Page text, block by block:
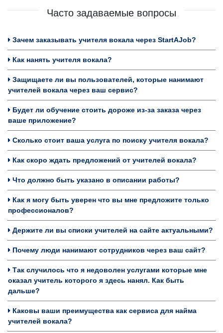
Часто задаваемые вопросы
Зачем заказывать учителя вокала через StartAJob?
Как нанять учителя вокала?
Защищаете ли вы пользователей, которые нанимают
учителей вокала через ваш сервис?
Будет ли обучение стоить дороже из-за заказа через
ваше приложение?
Сколько стоит ваша услуга по поиску учителя вокала?
Как скоро ждать предложений от учителей вокала?
Что должно быть указано в описании работы?
Как я могу быть уверен что вы мне предложите только
профессионалов?
Держите ли вы списки учителей на сайте актуальными?
Почему люди нанимают сотрудников через ваш сайт?
Так случилось что я недоволен услугами которые мне
оказал учитель которого я здесь нанял. Как быть
дальше?
Каковы ваши преимущества как сервиса для найма
учителей вокала?